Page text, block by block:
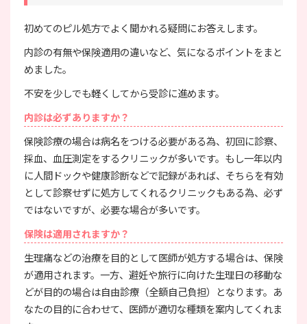
初めてのピル処方でよく聞かれる疑問にお答えします。
内診の有無や保険適用の違いなど、気になるポイントをまと
めました。
不安を少しでも軽くしてから受診に進めます。
内診は必ずありますか？
保険診療の場合は病名をつける必要がある為、初回に診察、
採血、血圧測定をするクリニックが多いです。もし一年以内
に人間ドックや健康診断などで記録があれば、そちらを有効
として診察せずに処方してくれるクリニックもある為、必ず
ではないですが、必要な場合が多いです。
保険は適用されますか？
生理痛などの治療を目的として医師が処方する場合は、保険
が適用されます。一方、避妊や旅行に向けた生理日の移動な
どが目的の場合は自由診療（全額自己負担）となります。あ
なたの目的に合わせて、医師が適切な種類を案内してくれま